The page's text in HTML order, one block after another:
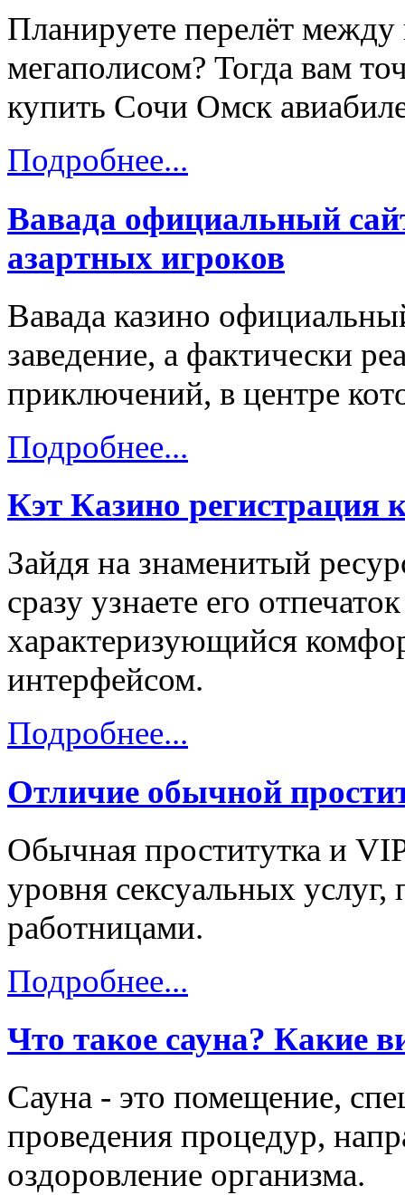
Планируете перелёт
мегаполисом? Тогда вам
купить Сочи Омск
Подробнее...
Вавада официальный
азартных игроков
Вавада казино
заведение, а фактически
приключений, в центре
Подробнее...
Кэт Казино регистрация
Зайдя на знаменитый
сразу узнаете его
характеризующийся
интерфейсом.
Подробнее...
Отличие обычной
Обычная проститутка и
уровня сексуальных услуг,
работницами.
Подробнее...
Что такое сауна? Какие
Сауна - это помещение,
проведения процедур,
оздоровление организма.